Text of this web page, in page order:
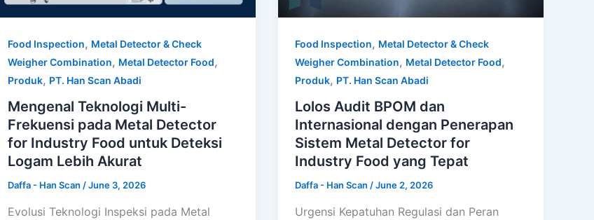
Food Inspection, Metal Detector & Check
Weigher Combination, Metal Detector Food,
Produk, PT. Han Scan Abadi
Mengenal Teknologi Multi-
Frekuensi pada Metal Detector
for Industry Food untuk Deteksi
Logam Lebih Akurat
Daffa - Han Scan /June 3, 2026
Evolusi Teknologi Inspeksi pada Metal
Food Inspection, Metal Detector & Check
Weigher Combination, Metal Detector Food,
Produk, PT. Han Scan Abadi
Lolos Audit BPOM dan
Internasional dengan Penerapan
Sistem Metal Detector for
Industry Food yang Tepat
Daffa - Han Scan/June 2, 2026
Urgensi Kepatuhan Regulasi dan Peran